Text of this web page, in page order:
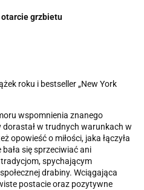
otarcie grzbietu
roku i bestseller „New York
wspomnienia znanego
w trudnych warunkach w
opowieść o miłości, jaka łączyła
się sprzeciwiać ani
spychającym
drabiny. Wciągająca
postacie oraz pozytywne